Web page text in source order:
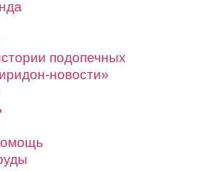
подопечных
новости»